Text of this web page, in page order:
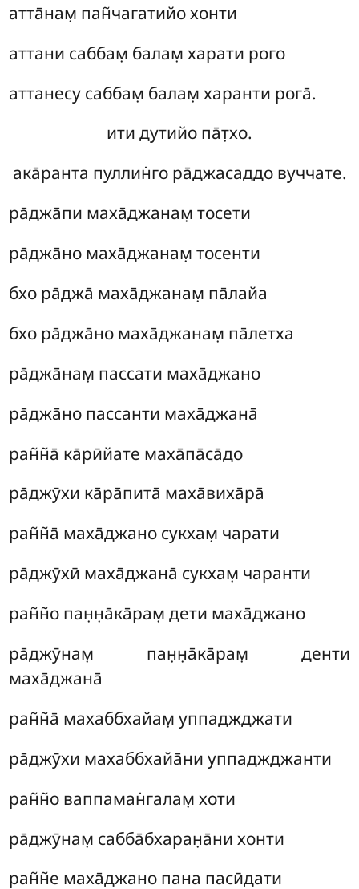
атта̄нам̣ пан̃чагатийо хонти
аттани саббам̣ балам̣ харати рого
аттанесу саббам̣ балам̣ харанти рога̄.
ити дутийо па̄т̣хо.
ака̄ранта пуллин̇го ра̄джасаддо вуччате.
ра̄джа̄пи маха̄джанам̣ тосети
ра̄джа̄но маха̄джанам̣ тосенти
бхо ра̄джа̄ маха̄джанам̣ па̄лайа
бхо ра̄джа̄но маха̄джанам̣ па̄летха
ра̄джа̄нам̣ пассати маха̄джано
ра̄джа̄но пассанти маха̄джана̄
ран̃н̃а̄ ка̄рӣйате маха̄па̄са̄до
ра̄джӯхи ка̄ра̄пита̄ маха̄виха̄ра̄
ран̃н̃а̄ маха̄джано сукхам̣ чарати
ра̄джӯхӣ маха̄джана̄ сукхам̣ чаранти
ран̃н̃о пан̣н̣а̄ка̄рам̣ дети маха̄джано
ра̄джӯнам̣ пан̣н̣а̄ка̄рам̣ денти
маха̄джана̄
ран̃н̃а̄ махаббхайам̣ уппаджджати
ра̄джӯхи махаббхайа̄ни уппаджджанти
ран̃н̃о ваппаман̇галам̣ хоти
ра̄джӯнам̣ сабба̄бхаран̣а̄ни хонти
ран̃н̃е маха̄джано пана пасӣдати